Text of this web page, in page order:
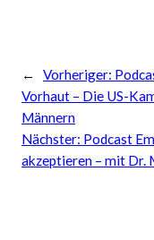
← Vorheriger:
Vorhaut – Die US-
Männern
Nächster: Podcast
akzeptieren – mit Dr.